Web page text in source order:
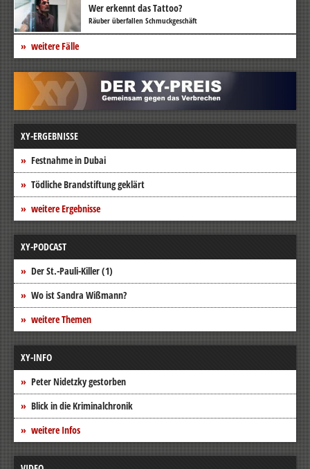
Wer erkennt das Tattoo?
Räuber überfallen Schmuckgeschäft
weitere Fälle
XY-ERGEBNISSE
Festnahme in Dubai
Tödliche Brandstiftung geklärt
weitere Ergebnisse
XY-PODCAST
Der St.-Pauli-Killer (1)
Wo ist Sandra Wißmann?
weitere Themen
XY-INFO
Peter Nidetzky gestorben
Blick in die Kriminalchronik
weitere Infos